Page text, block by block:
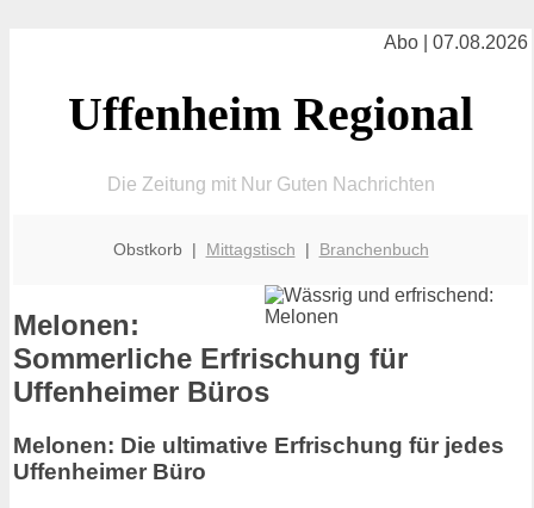
Abo | 07.08.2026
Uffenheim Regional
Die Zeitung mit Nur Guten Nachrichten
Obstkorb | Mittagstisch | Branchenbuch
Melonen:
Sommerliche Erfrischung für
Uffenheimer Büros
Melonen: Die ultimative Erfrischung für jedes
Uffenheimer Büro